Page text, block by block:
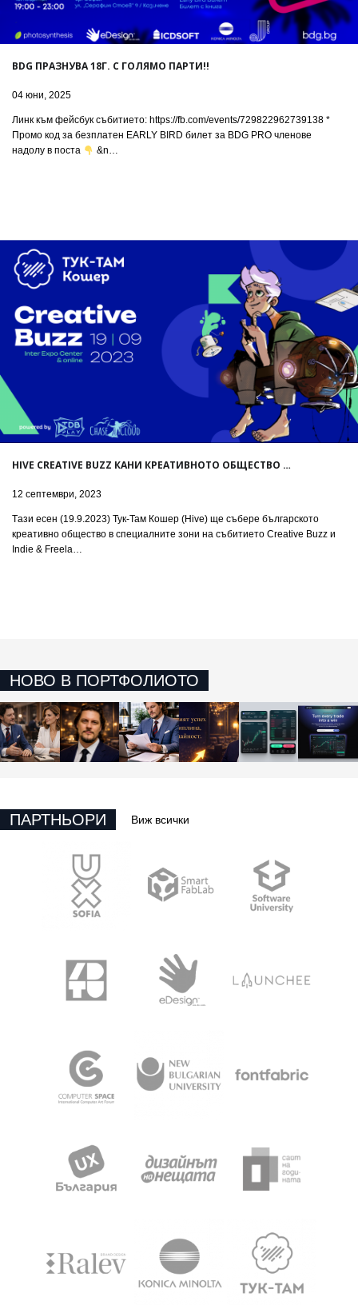
BDG ПРАЗНУВА 18Г. С ГОЛЯМО ПАРТИ!!
04 юни, 2025
Линк към фейсбук събитието: https://fb.com/events/729822962739138 *
Промо код за безплатен EARLY BIRD билет за BDG PRO членове
надолу в поста
&n…
HIVE CREATIVE BUZZ КАНИ КРЕАТИВНОТО ОБЩЕСТВО …
12 септември, 2023
Tази есен (19.9.2023) Тук-Там Кошер (Hive) ще събере българското
креативно общество в специалните зони на събитието Creative Buzz и
Indie & Freela…
НОВО В ПОРТФОЛИОТО
ПАРТНЬОРИ Виж всички